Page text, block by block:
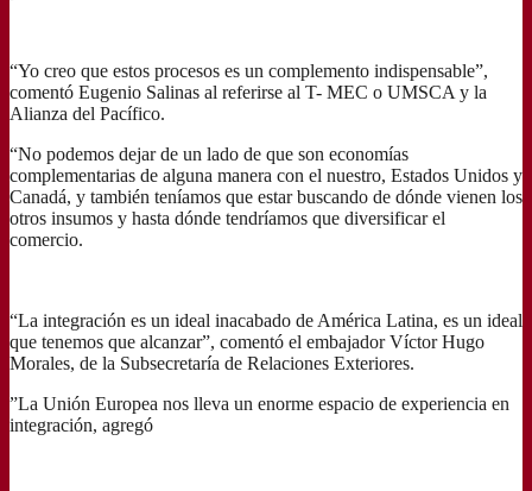
“Yo creo que estos procesos es un complemento indispensable”,
comentó Eugenio Salinas al referirse al T- MEC o UMSCA y la
Alianza del Pacífico.
“No podemos dejar de un lado de que son economías
complementarias de alguna manera con el nuestro, Estados Unidos y
Canadá, y también teníamos que estar buscando de dónde vienen los
otros insumos y hasta dónde tendríamos que diversificar el
comercio.
“La integración es un ideal inacabado de América Latina, es un ideal
que tenemos que alcanzar”, comentó el embajador Víctor Hugo
Morales, de la Subsecretaría de Relaciones Exteriores.
”La Unión Europea nos lleva un enorme espacio de experiencia en
integración, agregó